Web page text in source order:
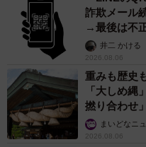
詐欺メール
→最後は不
提」の対策
井二 かける
2026.08.06
重みも歴史
「大しめ
撚り合わせ
まいどなニ
2026.08.06